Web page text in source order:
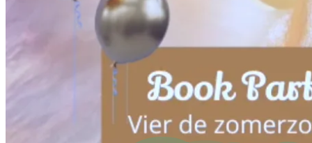
Bestel dan hier jouw exemplaar>>>
Benieuwd naar wat anderen er van vinden? Scroll dan
verder voor de eerste reviews.